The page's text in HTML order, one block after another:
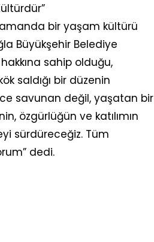
bir yaşam kültürü
Büyükşehir Belediye
sahip olduğu,
saldığı bir düzenin
savunan değil, yaşatan bir
özgürlüğün ve katılımın
sürdüreceğiz. Tüm
dedi.